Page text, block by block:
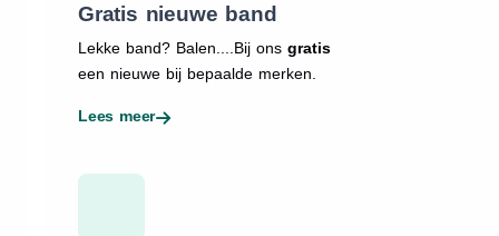
Gratis nieuwe band
Lekke band? Balen....Bij ons gratis
een nieuwe bij bepaalde merken.
Lees meer